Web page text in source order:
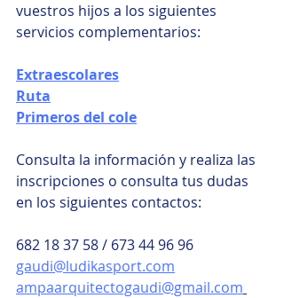
vuestros hijos a los siguientes
servicios complementarios:
Extraescolares
Ruta
Primeros del cole
Consulta la información y realiza las
inscripciones o consulta tus dudas
en los siguientes contactos:
682 18 37 58 / 673 44 96 96
gaudi@ludikasport.com
ampaarquitectogaudi@gmail.com